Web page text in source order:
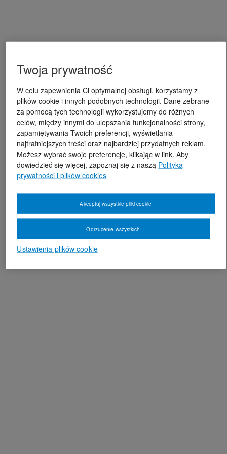
Twoja prywatność
W celu zapewnienia Ci optymalnej obsługi, korzystamy z
plików cookie i innych podobnych technologii. Dane zebrane
za pomocą tych technologii wykorzystujemy do różnych
celów, między innymi do ulepszania funkcjonalności strony,
zapamiętywania Twoich preferencji, wyświetlania
najtrafniejszych treści oraz najbardziej przydatnych reklam.
Możesz wybrać swoje preferencje, klikając w link. Aby
dowiedzieć się więcej, zapoznaj się z naszą Polityką
prywatności i plików cookies
Ustawienia plików cookie
Odrzucenie wszystkich
Akceptuj wszystkie pliki cookie